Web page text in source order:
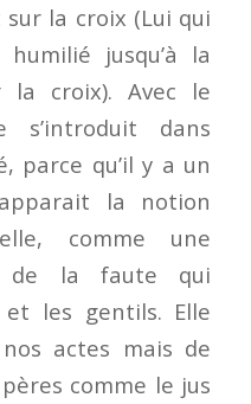
la croix (Lui qui
jusqu’à la
croix). Avec le
s’introduit dans
parce qu’il y a un
la notion
comme une
de la faute qui
les gentils. Elle
actes mais de
comme le jus